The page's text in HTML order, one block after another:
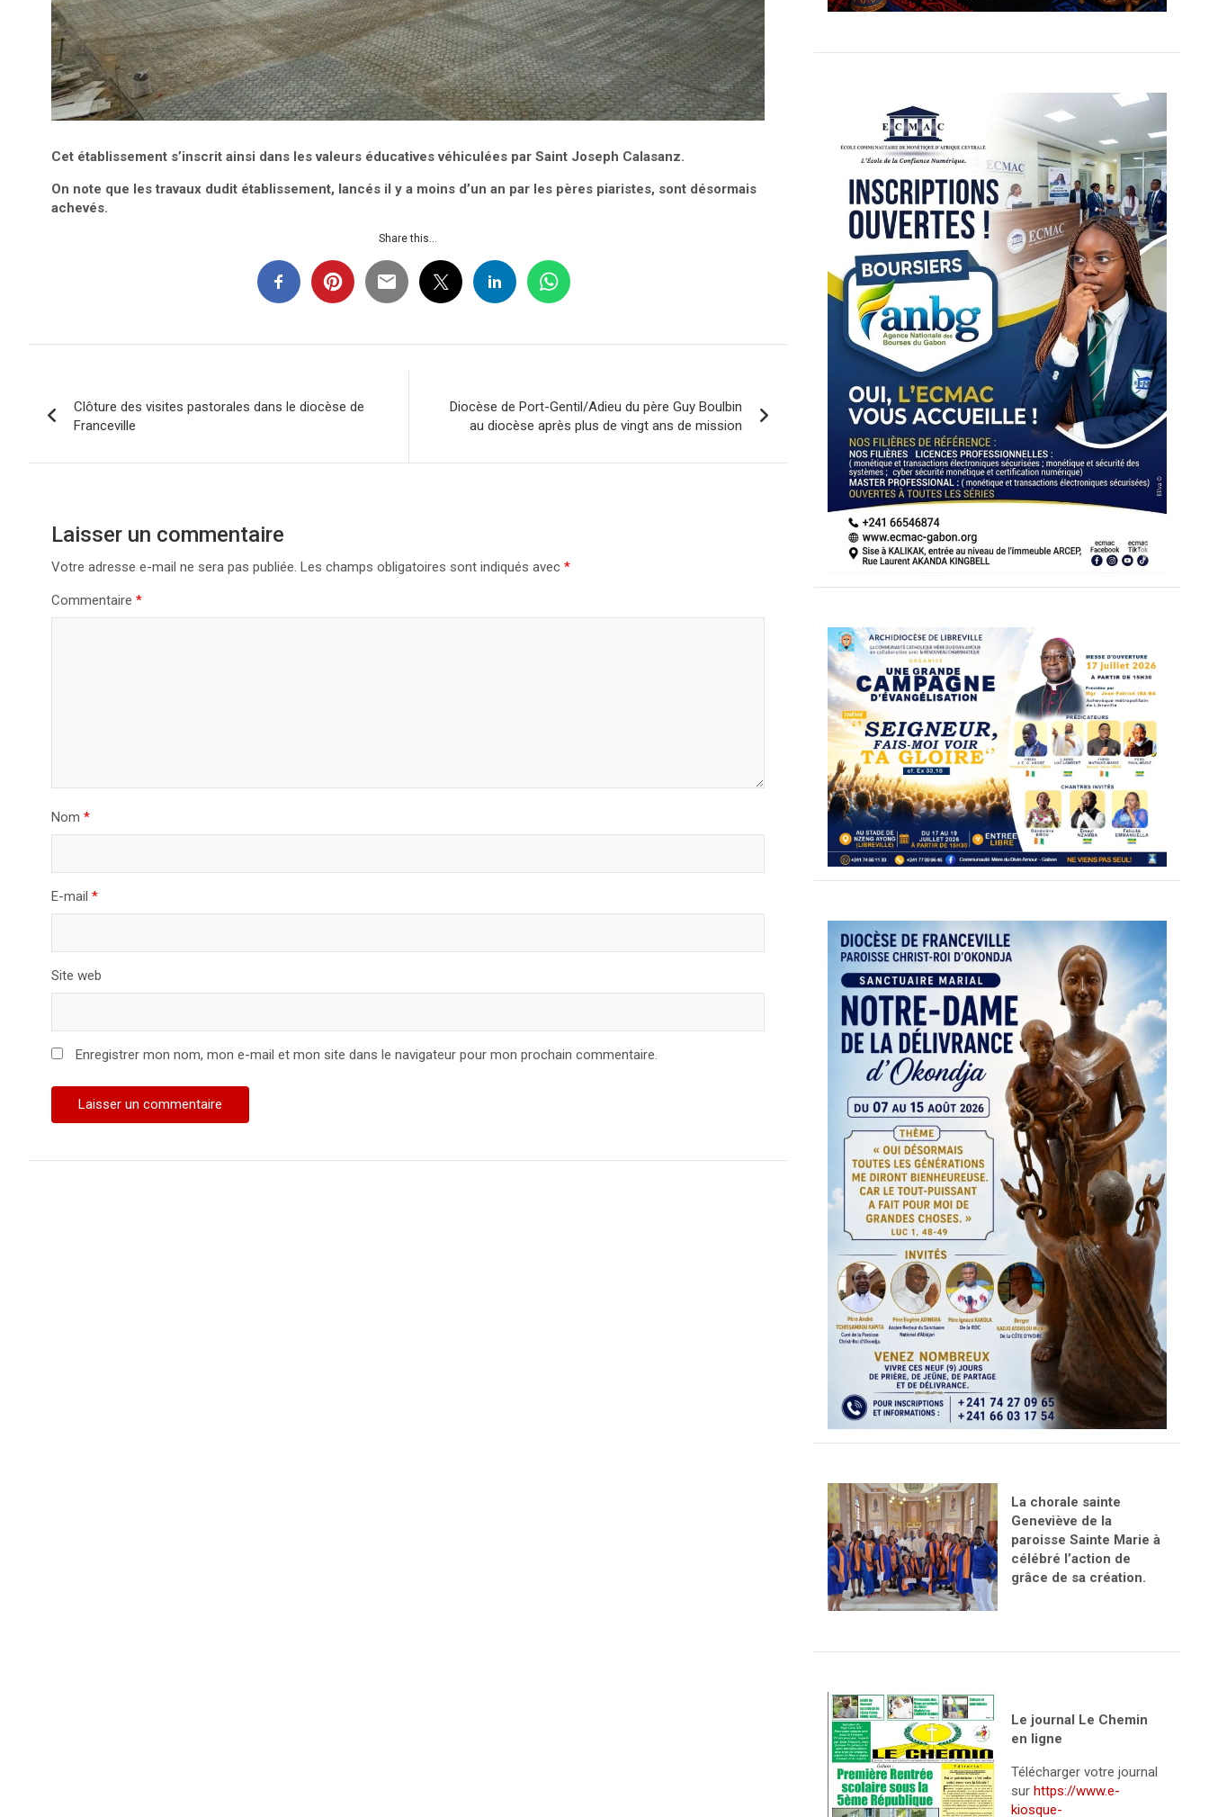
Cet établissement s’inscrit ainsi dans les valeurs éducatives véhiculées par Saint Joseph Calasanz.
On note que les travaux dudit établissement, lancés il y a moins d’un an par les pères piaristes, sont désormais
achevés.
Share this...
de
l’article
Clôture des visites pastorales dans le diocèse de
Franceville
Diocèse de Port-Gentil/Adieu du père Guy Boulbin
au diocèse après plus de vingt ans de mission
Laisser un commentaire
Votre adresse e-mail ne sera pas publiée. Les champs obligatoires sont indiqués avec *
Commentaire *
Nom *
E-mail *
Site web
Enregistrer mon nom, mon e-mail et mon site dans le navigateur pour mon prochain commentaire.
La chorale sainte
Geneviève de la
paroisse Sainte Marie à
célébré l’action de
grâce de sa création.
Le journal Le Chemin
en ligne
Télécharger votre journal
sur https://www.e-
kiosque-